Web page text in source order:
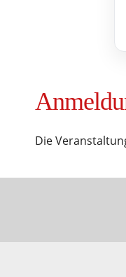
Die